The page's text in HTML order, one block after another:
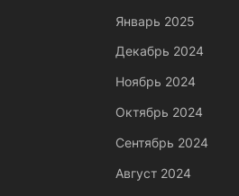
Январь 2025
Декабрь 2024
Ноябрь 2024
Октябрь 2024
Сентябрь 2024
Август 2024